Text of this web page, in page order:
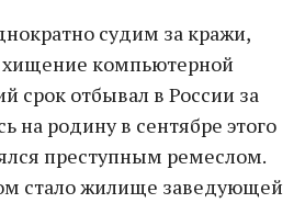
судим за кражи,
компьютерной
срок отбывал в России за
на родину в сентябре этого
преступным ремеслом.
стало жилище заведующей